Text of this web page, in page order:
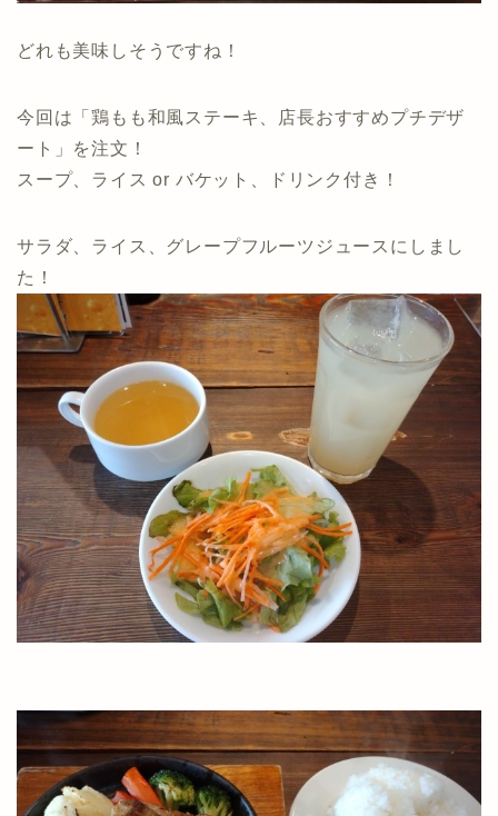
どれも美味しそうですね！
今回は「鶏もも和風ステーキ、店長おすすめプチデザ
ート」を注文！
スープ、ライス or バケット、ドリンク付き！
サラダ、ライス、グレープフルーツジュースにしまし
た！